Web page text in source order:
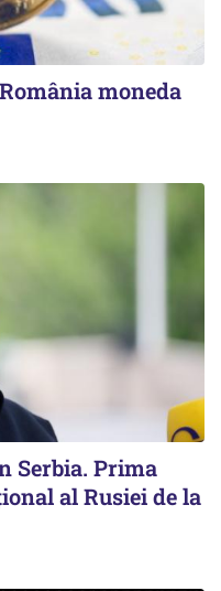
moneda
Serbia. Prima
al Rusiei de la